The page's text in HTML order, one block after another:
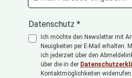
Datenschutz *
Ich möchte den Newsletter mit
Neuigkeiten per E-Mail erhalten.
ich jederzeit über den
über die in der
Kontaktmöglichkeiten widerrufen.